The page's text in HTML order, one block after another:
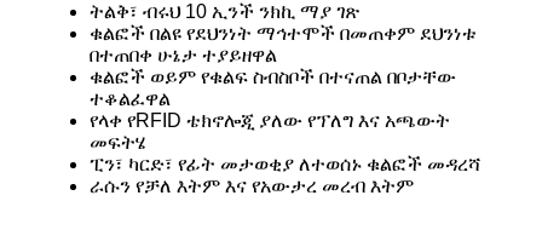
ትልቅ፣ ብሩህ 10 ኢንች ንክኪ ማያ ገጽ
ቁልፎች በልዩ የደህንነት ማኅተሞች በመጠቀም ደህንነቱ
በተጠበቀ ሁኔታ ተያይዘዋል
ቁልፎች ወይም የቁልፍ ስብስቦች በተናጠል በቦታቸው
ተቆልፈዋል
የላቀ የRFID ቴክኖሎጂ ያለው የፕለግ እና አጫውት
መፍትሄ
ፒን፣ ካርድ፣ የፊት መታወቂያ ለተወሰኑ ቁልፎች መዳረሻ
ራሱን የቻለ እትም እና የአውታረ መረብ እትም